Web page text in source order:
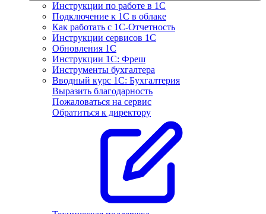
Инструкции по работе в 1С
Подключение к 1С в облаке
Как работать с 1С‑Отчетность
Инструкции сервисов 1С
Обновления 1С
Инструкции 1С: Фреш
Инструменты бухгалтера
Вводный курс 1С: Бухгалтерия
Выразить благодарность
Пожаловаться на сервис
Обратиться к директору